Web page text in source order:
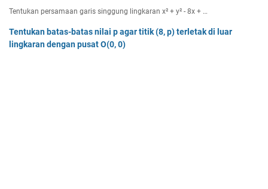
Tentukan persamaan garis singgung lingkaran x² + y² - 8x + …
Tentukan batas-batas nilai p agar titik (8, p) terletak di luar
lingkaran dengan pusat O(0, 0)